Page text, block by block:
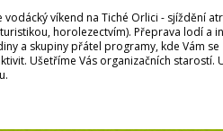
víkend na Tiché Orlici - sjíždění
horolezectvím). Přeprava lodí
a skupiny přátel programy, kde Vám
Ušetříme Vás organizačních